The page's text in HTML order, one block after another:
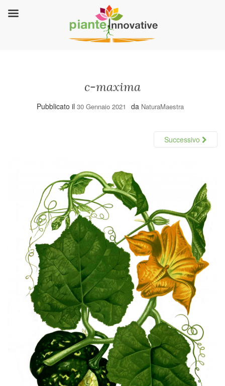
c-maxima
Pubblicato il 30 Gennaio 2021 da NaturaMaestra
Successivo